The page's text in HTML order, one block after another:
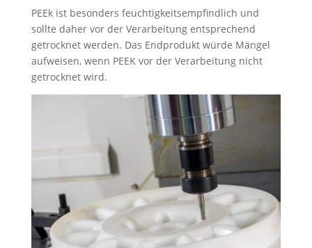
PEEk ist besonders feuchtigkeitsempfindlich und
sollte daher vor der Verarbeitung entsprechend
getrocknet werden. Das Endprodukt würde Mängel
aufweisen, wenn PEEK vor der Verarbeitung nicht
getrocknet wird.